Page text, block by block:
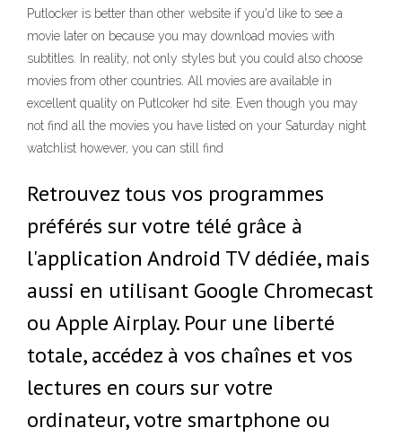
Putlocker is better than other website if you'd like to see a
movie later on because you may download movies with
subtitles. In reality, not only styles but you could also choose
movies from other countries. All movies are available in
excellent quality on Putlcoker hd site. Even though you may
not find all the movies you have listed on your Saturday night
watchlist however, you can still find
Retrouvez tous vos programmes
préférés sur votre télé grâce à
l'application Android TV dédiée, mais
aussi en utilisant Google Chromecast
ou Apple Airplay. Pour une liberté
totale, accédez à vos chaînes et vos
lectures en cours sur votre
ordinateur, votre smartphone ou